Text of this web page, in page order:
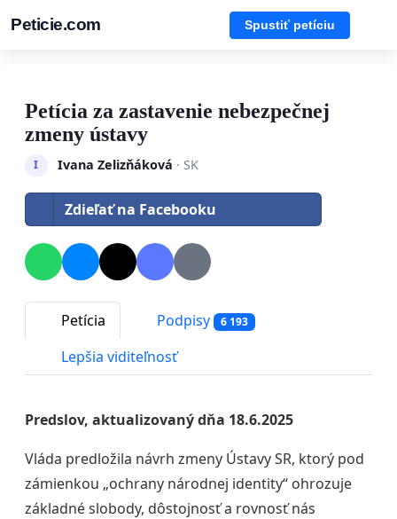
Peticie.com Spustiť petíciu
Petícia za zastavenie nebezpečnej
zmeny ústavy
I Ivana Zelizňáková · SK
Zdieľať na Facebooku
Petícia Podpisy 6 193
Lepšia viditeľnosť
Predslov, aktualizovaný dňa 18.6.2025
Vláda predložila návrh zmeny Ústavy SR, ktorý pod
zámienkou „ochrany národnej identity“ ohrozuje
základné slobody, dôstojnosť a rovnosť nás